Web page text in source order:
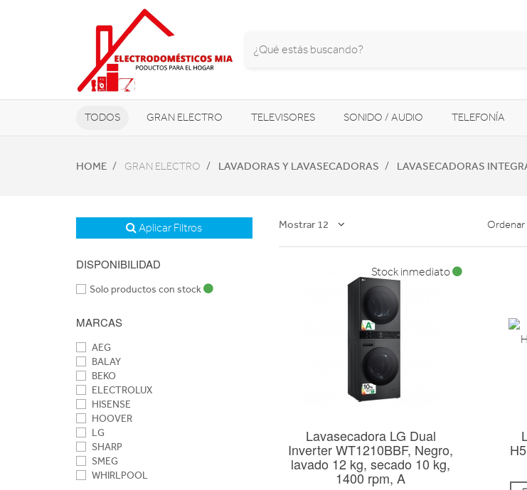
TODOS GRAN ELECTRO TELEVISORES SONIDO / AUDIO TELEFONÍA
HOME GRAN ELECTRO LAVADORAS Y LAVASECADORAS LAVASECADORAS
Aplicar Filtros
DISPONIBILIDAD
Solo productos con stock
MARCAS
AEG
BALAY
BEKO
ELECTROLUX
HISENSE
HOOVER
LG
SHARP
SMEG
WHIRLPOOL
Mostrar 12 Ordenar
Lavasecadora LG Dual
Inverter WT1210BBF, Negro,
lavado 12 kg, secado 10 kg,
1400 rpm, A
Stock inmediato